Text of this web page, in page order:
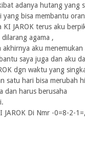
adanya hutang yang
yang bisa membantu
JAROK terus aku
agama ,
aku menemukan
saya juga dan aku
dgn waktu yang
satu hari bisa merubah
dan harus berusaha
Di Nmr -0=8-2-